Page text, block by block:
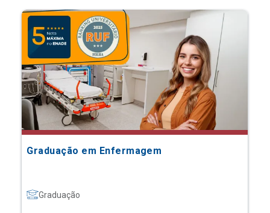
Graduação em Enfermagem
Graduação